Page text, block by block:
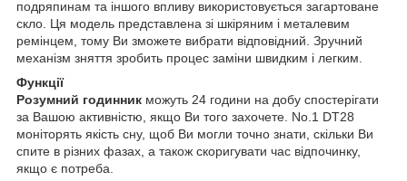
подряпинам та іншого впливу використовується загартоване
скло. Ця модель представлена зі шкіряним і металевим
ремінцем, тому Ви зможете вибрати відповідний. Зручний
механізм зняття зробить процес заміни швидким і легким.
Функції
Розумний годинник можуть 24 години на добу спостерігати
за Вашою активністю, якщо Ви того захочете. No.1 DT28
моніторять якість сну, щоб Ви могли точно знати, скільки Ви
спите в різних фазах, а також скоригувати час відпочинку,
якщо є потреба.